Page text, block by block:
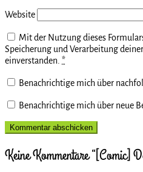
Website
Mit der Nutzung dieses
Speicherung und Verarbeitung
einverstanden. *
Benachrichtige mich über
Benachrichtige mich über neue
Keine Kommentare “[Comic]